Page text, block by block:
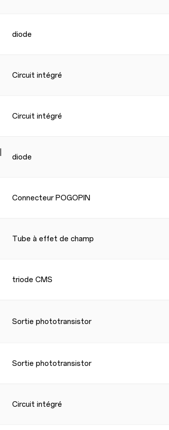
diode
Circuit intégré
Circuit intégré
diode
Connecteur POGOPIN
Tube à effet de champ
triode CMS
Sortie phototransistor
Sortie phototransistor
Circuit intégré